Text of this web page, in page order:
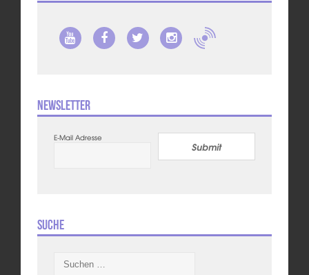
Newsletter
E-Mail Adresse
Submit
Suche
nach: